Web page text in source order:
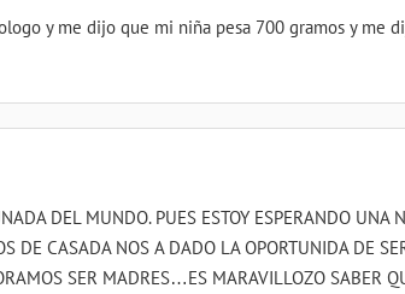
y me dijo que mi niña pesa 700 gramos y me
DEL MUNDO. PUES ESTOY ESPERANDO UNA
DE CASADA NOS A DADO LA OPORTUNIDA DE
SER MADRES…ES MARAVILLOZO SABER